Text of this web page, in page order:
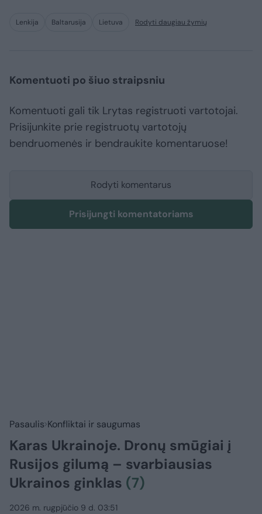
Lenkija Baltarusija Lietuva Rodyti daugiau žymių
Komentuoti po šiuo straipsniu
Komentuoti gali tik Lrytas registruoti vartotojai.
Prisijunkite prie registruotų vartotojų
bendruomenės ir bendraukite komentaruose!
Rodyti komentarus
Prisijungti komentatoriams
Pasaulis Konfliktai ir saugumas
Karas Ukrainoje. Dronų smūgiai į
Rusijos gilumą – svarbiausias
Ukrainos ginklas (7)
2026 m. rugpjūčio 9 d. 03:51